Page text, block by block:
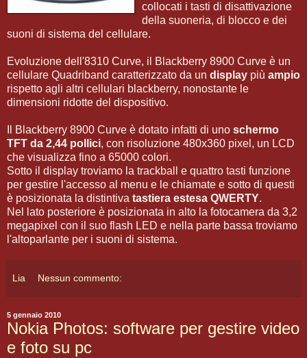
collocati i tasti di disattivazione
della suoneria, di blocco e dei
suoni di sistema del cellulare.
Evoluzione dell'8310 Curve, il Blackberry 8900 Curve è un
cellulare Quadriband caratterizzato da un display più ampio
rispetto agli altri cellulari blackberry, nonostante le
dimensioni ridotte del dispositivo.
Il Blackberry 8900 Curve è dotato infatti di uno schermo
TFT da 2,44 pollici, con risoluzione 480x360 pixel, un LCD
che visualizza fino a 65000 colori.
Sotto il display troviamo la trackball e quattro tasti funzione
per gestire l'accesso al menu e le chiamate e sotto di questi
è posizionata la distintiva tastiera estesa QWERTY.
Nel lato posteriore è posizionata in alto la fotocamera da 3,2
megapixel con il suo flash LED e nella parte bassa troviamo
l'altoparlante per i suoni di sistema.
Lia Nessun commento:
5 gennaio 2010
Nokia Photos: software per gestire video
e foto su pc